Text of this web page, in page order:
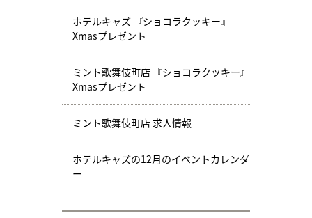
ホテルキャズ 『ショコラクッキー』
Xmasプレゼント
ミント歌舞伎町店 『ショコラクッキー』
Xmasプレゼント
ミント歌舞伎町店 求人情報
ホテルキャズの12月のイベントカレンダ
ー